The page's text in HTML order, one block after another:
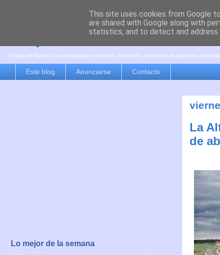
es por madrid
El blog de Madrid y su actualidad, proyectos, transporte, movilidad, arquitectura,
Este blog Anunciarse Contacto
La
de
Lo mejor de la semana
This site uses cookies from Google
are shared with Google along with
statistics, and to detect and address